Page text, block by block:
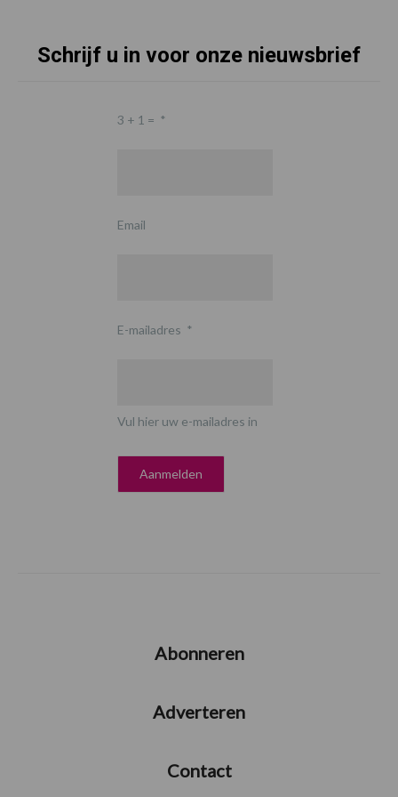
Schrijf u in voor onze nieuwsbrief
3 + 1 = *
Email
E-mailadres *
Vul hier uw e-mailadres in
Abonneren
Adverteren
Contact